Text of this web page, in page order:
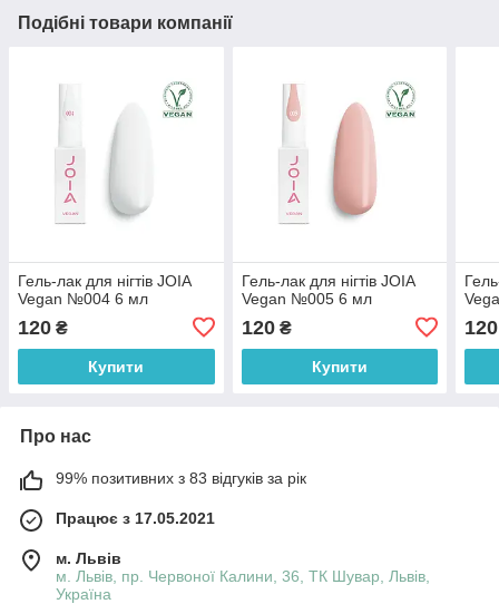
Подібні товари компанії
Гель-лак для нігтів JOIA
Vegan №004 6 мл
120 ₴
Купити
Гель-лак для нігтів JOIA
Vegan №005 6 мл
120₴
Купити
120
Про нас
99% позитивних з 83 відгуків за рік
Працює з 17.05.2021
м. Львів
м. Львів, пр. Червоної Калини, 36, ТК Шувар, Львів,
Україна